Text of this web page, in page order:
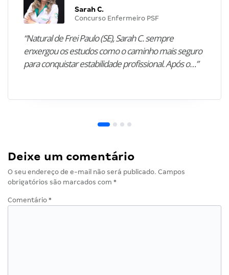
Sarah C.
Concurso Enfermeiro PSF
“Natural de Frei Paulo (SE), Sarah C. sempre
enxergou os estudos como o caminho mais seguro
para conquistar estabilidade profissional. Após o…”
Deixe um comentário
O seu endereço de e-mail não será publicado. Campos
obrigatórios são marcados com *
Comentário *